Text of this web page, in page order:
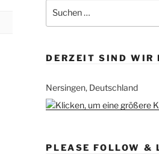
nach:
DERZEIT SIND WIR
Nersingen, Deutschland
PLEASE FOLLOW &